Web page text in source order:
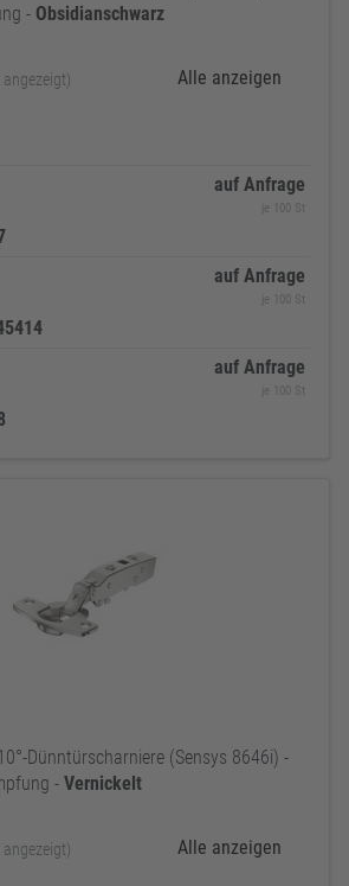
- Obsidianschwarz
Alle anzeigen
auf Anfrage
je 100 St
auf Anfrage
je 100 St
auf Anfrage
je 100 St
Dünntürscharniere (Sensys 8646i) -
- Vernickelt
Alle anzeigen